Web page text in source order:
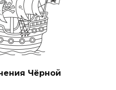
Чёрной